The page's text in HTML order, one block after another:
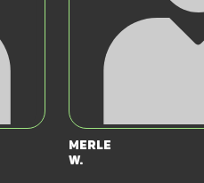
Merle
W.